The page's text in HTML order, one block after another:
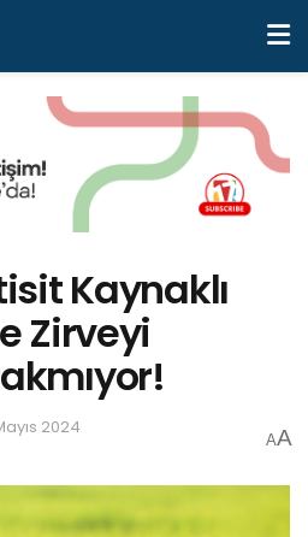
Kaynaklı
Zirveyi
2024
AA